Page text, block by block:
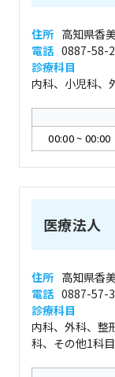
住所 高知県香
電話 0887-58-
診療科目
内科、小児科、
00:00~ 00:00
医療法人
住所 高知県香
電話 0887-57-
診療科目
内科、外科、整
科、その他1科目